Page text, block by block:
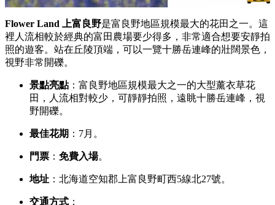
Flower Land 上富良野是富良野地區規模最大的花田之一。 這
裡人流相較於經典的富田農場要少得多， 非常適合想要安靜拍
照的遊客。 站在丘陵頂端， 可以一覽十勝岳連峰的壯闊景色，
視野非常開礫。
景點亮點：富良野地區規模最大之一的大型薰衣草花
田， 人流相對較少， 可靜靜拍照， 遠眺十勝岳連峰， 視
野開礫。
最佳花期 ：7月。
門票 ： 免費入場。
地址 ：北海道空知郡上富良野町西5線北27號。
交通方式 ：